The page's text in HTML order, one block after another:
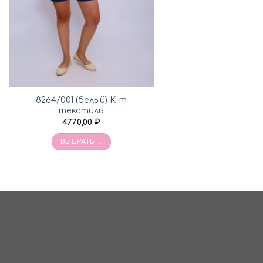
8264/001 (белый) К-т
текстиль
4770,00₽
ВЫБРАТЬ ...